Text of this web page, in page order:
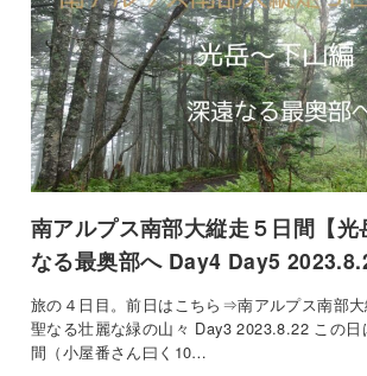
南アルプス南部大縦走５日間【光
なる最奥部へ Day4 Day5
旅の４日目。前日はこちら⇒南アルプス南部大
聖なる壮麗な緑の山々 Day3 2023.8.22 この
間（小屋番さん曰く10…